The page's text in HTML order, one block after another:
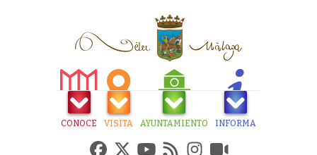
CONOCE VISITA AYUNTAMIENTO INFORMA